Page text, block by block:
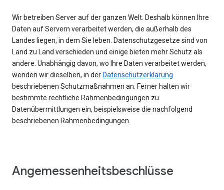
Wir betreiben Server auf der ganzen Welt. Deshalb können Ihre
Daten auf Servern verarbeitet werden, die außerhalb des
Landes liegen, in dem Sie leben. Datenschutzgesetze sind von
Land zu Land verschieden und einige bieten mehr Schutz als
andere. Unabhängig davon, wo Ihre Daten verarbeitet werden,
wenden wir dieselben, in der Datenschutzerklärung
beschriebenen Schutzmaßnahmen an. Ferner halten wir
bestimmte rechtliche Rahmenbedingungen zu
Datenübermittlungen ein, beispielsweise die nachfolgend
beschriebenen Rahmenbedingungen.
Angemessenheitsbeschlüsse